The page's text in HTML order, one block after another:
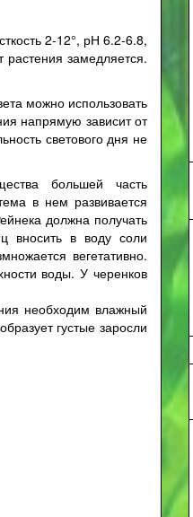
2-12°, рН 6.2-6.8,
замедляется.
можно использовать
напрямую зависит от
светового дня не
большей часть
в нем развивается
должна получать
вносить в воду соли
вегетативно.
воды. У черенков
необходим влажный
густые заросли